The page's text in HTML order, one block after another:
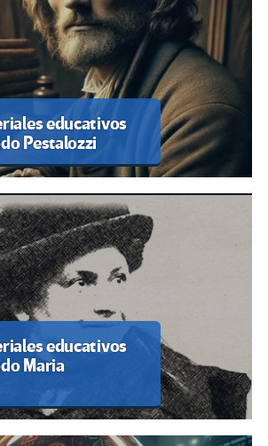
educativos
Pestalozzi
educativos
Maria